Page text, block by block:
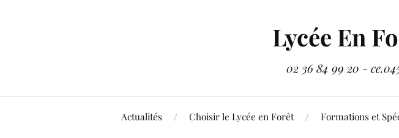
Lycée En
02 36 84 99 20 -
Actualités Choisir le Lycée en Forêt Formations et